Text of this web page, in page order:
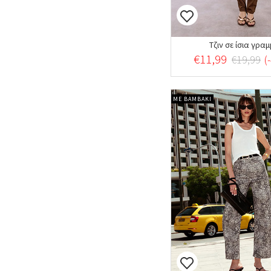
Τζιν σε ίσια
€11,99 €19,99
ΜΕ ΒΑΜΒΑΚΙ